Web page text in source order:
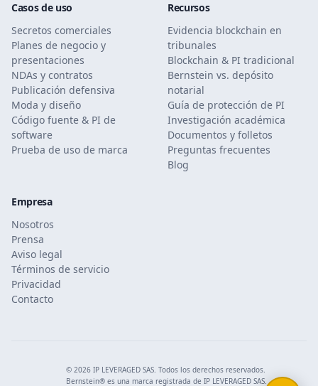
Casos de uso
Secretos comerciales
Planes de negocio y
presentaciones
NDAs y contratos
Publicación defensiva
Moda y diseño
Código fuente & PI de
software
Prueba de uso de marca
Recursos
Evidencia blockchain en
tribunales
Blockchain & PI tradicional
Bernstein vs. depósito
notarial
Guía de protección de PI
Investigación académica
Documentos y folletos
Preguntas frecuentes
Blog
Empresa
Nosotros
Prensa
Aviso legal
Términos de servicio
Privacidad
Contacto
© 2026 IP LEVERAGED SAS. Todos los derechos reservados.
Bernstein® es una marca registrada de IP LEVERAGED SAS.